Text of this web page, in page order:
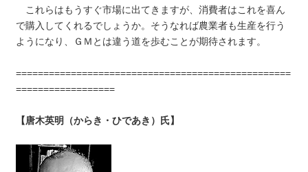
これらはもうすぐ市場に出てきますが、消費者はこれを喜ん
で購入してくれるでしょうか。そうなれば農業者も生産を行う
ようになり、ＧＭとは違う道を歩むことが期待されます。
==================================================
==================
【唐木英明（からき・ひであき）氏】